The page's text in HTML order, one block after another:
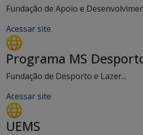
Fundação de Apoio e
Acessar site
Programa MS
Fundação de Desporto e Lazer...
Acessar site
UEMS